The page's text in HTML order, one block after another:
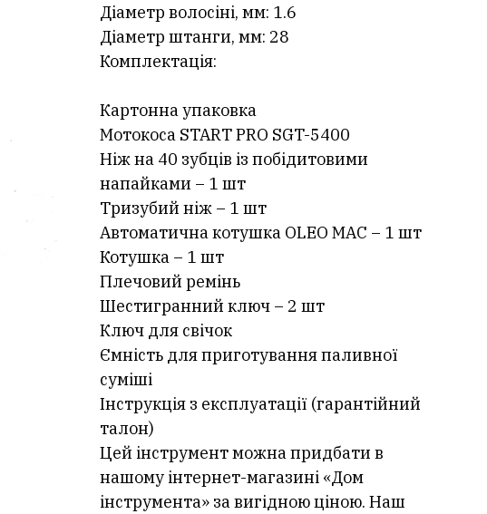
Діаметр волосіні, мм: 1.6
Діаметр штанги, мм: 28
Комплектація:
Картонна упаковка
Мотокоса START PRO SGT-5400
Ніж на 40 зубців із побідитовими
напайками – 1 шт
Тризубий ніж – 1 шт
Автоматична котушка OLEO MAC – 1 шт
Котушка – 1 шт
Плечовий ремінь
Шестигранний ключ – 2 шт
Ключ для свічок
Ємність для приготування паливної
суміші
Інструкція з експлуатації (гарантійний
талон)
Цей інструмент можна придбати в
нашому інтернет-магазині «Дом
інструмента» за вигідною ціною. Наш